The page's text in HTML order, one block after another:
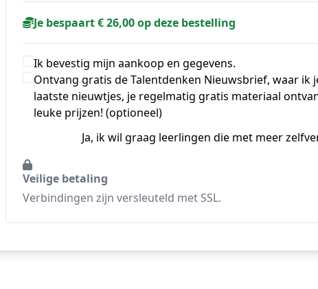
Je bespaart € 26,00 op deze bestelling
Ik bevestig mijn aankoop en gegevens.
Ontvang gratis de Talentdenken Nieuwsbrief, waar ik
laatste nieuwtjes, je regelmatig gratis materiaal
leuke prijzen! (optioneel)
Ja, ik wil graag leerlingen die met meer
Veilige betaling
Verbindingen zijn versleuteld met SSL.